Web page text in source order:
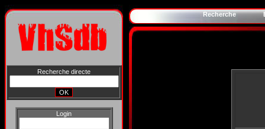
Recherche directe
Login
Recherche